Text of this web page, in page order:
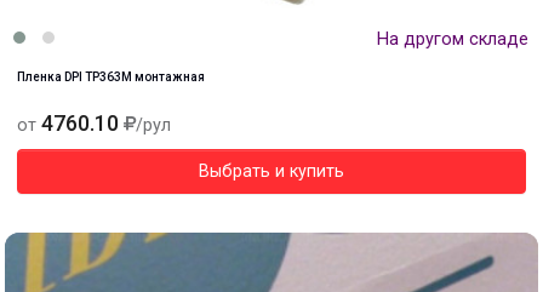
На другом складе
Пленка DPI TP363M монтажная
от 4760.10 /рул
Выбрать и купить